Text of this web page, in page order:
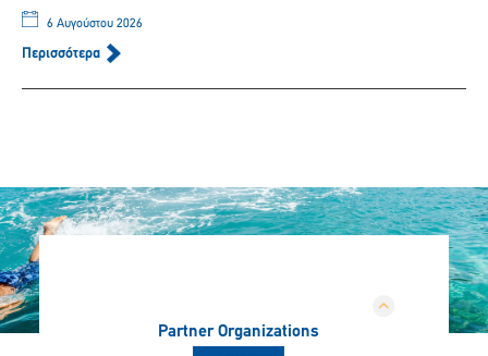
6 Αυγούστου 2026
Περισσότερα
Partner Organizations